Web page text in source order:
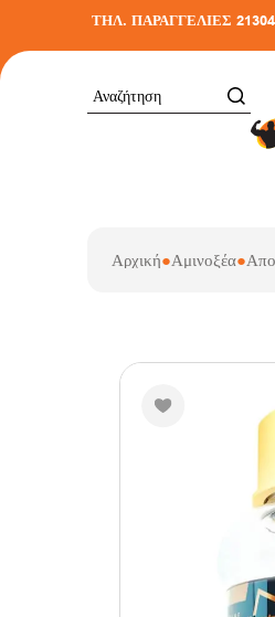
ΤΗΛ. ΠΑΡΑΓΓΕΛΙΕΣ
ΣΕ ΑΓΟΡΕΣ ΑΝΩ ΤΩΝ
Αρχική●Αμινοξέα●